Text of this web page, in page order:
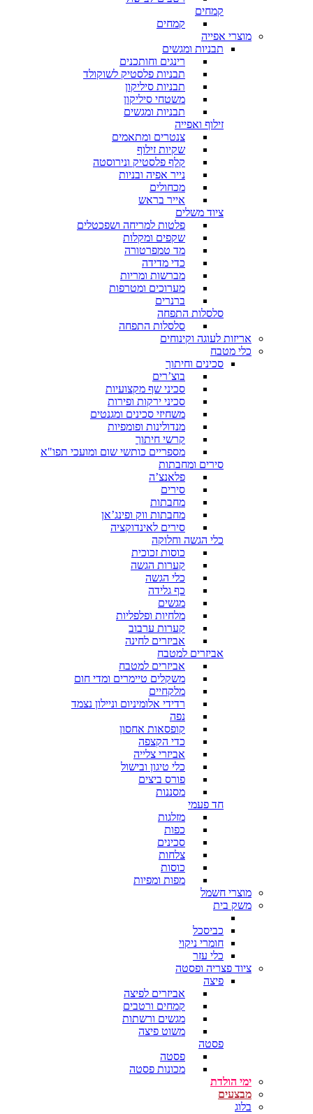
קמחים
קמחים
מוצרי אפייה
תבניות ומגשים
רינגים וחותכנים
תבניות פלסטיק לשוקולד
תבניות סיליקון
משטחי סיליקון
תבניות ומגשים
זילוף ואפייה
צנטרים ומתאמים
שקיות זילוף
קלף פלסטיק ונירוסטה
נייר אפיה ובניות
מכחולים
אייר בראש
ציוד משלים
פלטות למריחה ושפכטלים
שקפים ומקלות
מד טמפרטורה
כדי מדידה
מברשות ומריות
מערוכים ומטרפות
ברנרים
סלסלות התפחה
סלסלות התפחה
אריזות לעוגה וקינוחים
כלי מטבח
סכינים וחיתוך
בוצ’רים
סכיני שף מקצועיות
סכיני ירקות ופירות
משחיזי סכינים ומגנטים
מנדולינות ופומפיות
קרשי חיתוך
מספריים כותשי שום ומועכי תפו"א
סירים ומחבתות
פלאנצ’ה
סירים
מחבתות
מחבתות ווק ופינג’אן
סירים לאינדוקציה
כלי הגשה וחלוקה
כוסות זכוכית
קערות הגשה
כלי הגשה
כף גלידה
מגשים
מלחיות ופלפליות
קערות ערבוב
אביזרים לחינה
אביזרים למטבח
אביזרים למטבח
משקלים טיימרים ומדי חום
מלקחיים
רדידי אלומיניום וניילון נצמד
נפה
קופסאות אחסון
כדי הקצפה
אביזרי צלייה
כלי טיגון ובישול
פורס ביצים
מסננות
חד פעמי
מזלגות
כפות
סכינים
צלחות
כוסות
מפות ומפיות
מוצרי חשמל
משק בית
כביסכל
חומרי ניקוי
כלי עזר
ציוד פצריה ופסטה
פיצה
אביזרים לפיצה
קמחים ורטבים
מגשים ורשתות
משוט פיצה
פסטה
פסטה
מכונות פסטה
ימי הולדת
מבצעים
בלוג